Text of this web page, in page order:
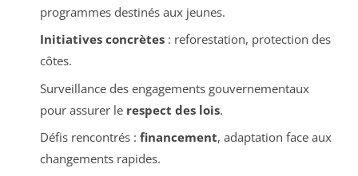
programmes destinés aux jeunes.
Initiatives concrètes: reforestation, protection des
côtes.
Surveillance des engagements gouvernementaux
pour assurer le respect des lois.
Défis rencontrés : financement, adaptation face aux
changements rapides.